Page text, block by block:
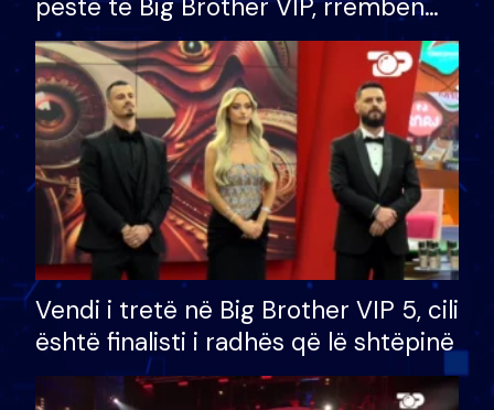
pestë të Big Brother VIP, rrëmben
çmimin e madh prej 100 mijë eurosh
Vendi i tretë në Big Brother VIP 5, cili
është finalisti i radhës që lë shtëpinë